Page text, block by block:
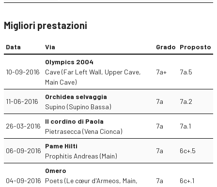
Migliori prestazioni
Data Via Grado Proposto
10-09-2016
Olympics 2004
Cave (Far Left Wall, Upper Cave,
Main Cave)
7a+ 7a.5
11-06-2016
Orchidea selvaggia
Supino (Supino Bassa)
7a 7a.2
26-03-2016
Il cordino di Paola
Pietrasecca (Vena Cionca)
7a 7a.1
06-09-2016
Pame Hilti
Prophitis Andreas (Main)
7a 6c+.5
04-09-2016
Omero
Poets (Le cœur d'Armeos, Main,
7a 6c+.1